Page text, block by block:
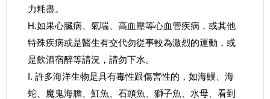
力耗盡。
H.如果心臟病、氣喘、高血壓等心血管疾病，或其他
特殊疾病或是醫生有交代勿從事較為激烈的運動，或
是飲酒宿醉等請況，請勿下水。
I. 許多海洋生物是具有毒性跟傷害性的，如海鰻、海
蛇、魔鬼海膽、魟魚、石頭魚、獅子魚、水母、看到